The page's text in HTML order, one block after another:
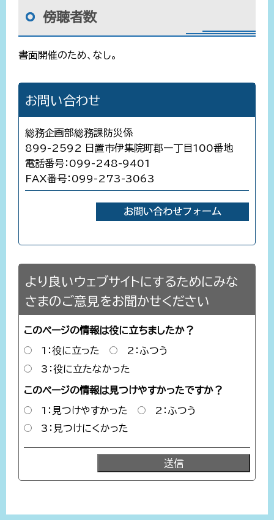
傍聴者数
書面開催のため、なし。
お問い合わせ
総務企画部総務課防災係
899-2592 日置市伊集院町郡一丁目100番地
電話番号：099-248-9401
FAX番号：099-273-3063
より良いウェブサイトにするためにみな
さまのご意見をお聞かせください
このページの情報は役に立ちましたか？
1：役に立った
2：ふつう
3：役に立たなかった
このページの情報は見つけやすかったですか？
1：見つけやすかった
2：ふつう
3：見つけにくかった